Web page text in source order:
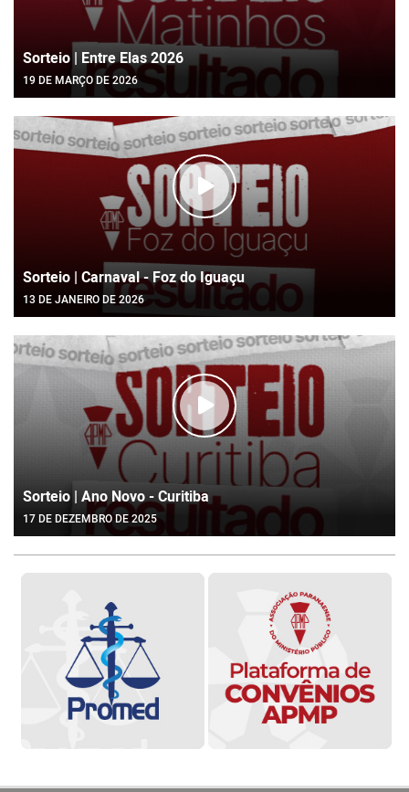
Sorteio | Entre Elas 2026
19 DE MARÇO DE 2026
Sorteio | Carnaval - Foz do Iguaçu
13 DE JANEIRO DE 2026
Sorteio | Ano Novo - Curitiba
17 DE DEZEMBRO DE 2025